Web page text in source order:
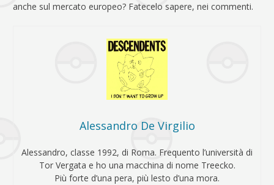
anche sul mercato europeo? Fatecelo sapere, nei commenti.
Alessandro De Virgilio
Alessandro, classe 1992, di Roma. Frequento l’università di
Tor Vergata e ho una macchina di nome Treecko.
Più forte d’una pera, più lesto d’una mora.